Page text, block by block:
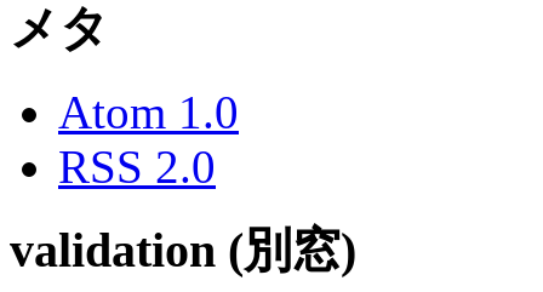
メタ
Atom 1.0
RSS 2.0
validation (別窓)